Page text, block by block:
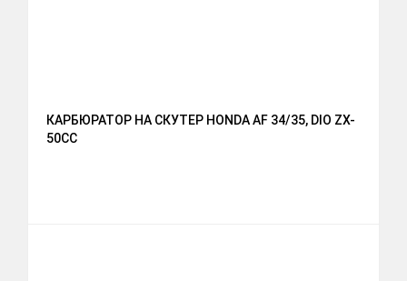
КАРБЮРАТОР НА СКУТЕР HONDA AF 34/35, DIO ZX-
50CC